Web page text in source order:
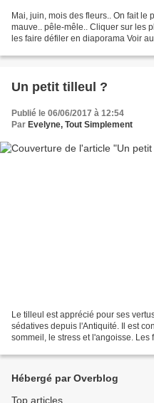
Mai, juin, mois des fleurs.. On fait le
mauve.. pêle-mêle.. Cliquer sur les
les faire défiler en diaporama Voir
Un petit tilleul ?
Publié le 06/06/2017 à 12:54
Par Evelyne, Tout Simplement
Le tilleul est apprécié pour ses
sédatives depuis l'Antiquité. Il est
sommeil, le stress et l'angoisse.
Hébergé par Overblog
Top articles